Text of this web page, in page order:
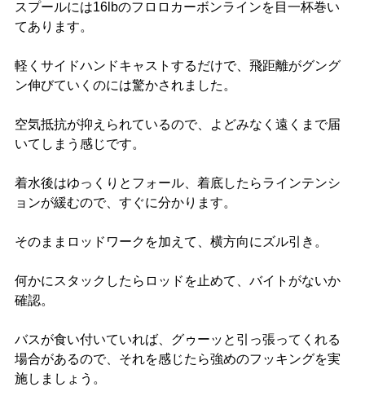
スプールには16lbのフロロカーボンラインを目一杯巻い
てあります。
軽くサイドハンドキャストするだけで、飛距離がグング
ン伸びていくのには驚かされました。
空気抵抗が抑えられているので、よどみなく遠くまで届
いてしまう感じです。
着水後はゆっくりとフォール、着底したらラインテンシ
ョンが緩むので、すぐに分かります。
そのままロッドワークを加えて、横方向にズル引き。
何かにスタックしたらロッドを止めて、バイトがないか
確認。
バスが食い付いていれば、グゥーッと引っ張ってくれる
場合があるので、それを感じたら強めのフッキングを実
施しましょう。